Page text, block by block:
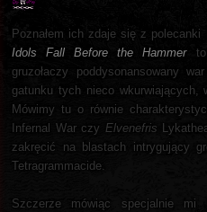
Poznałem ich zdaje się z
Idols Fall Before the Hammerto
gruzołaczy poddysonansowany
gatunku tych nieco wkurwiających,
Mówimy tu o równie
Infernal War czy Elvenefris
zakręcić na blastach intrygujący
Tetragrammacide.
Szczerze mówiąc specjalnie